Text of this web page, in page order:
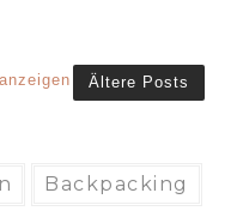
Ältere Posts
Backpacking